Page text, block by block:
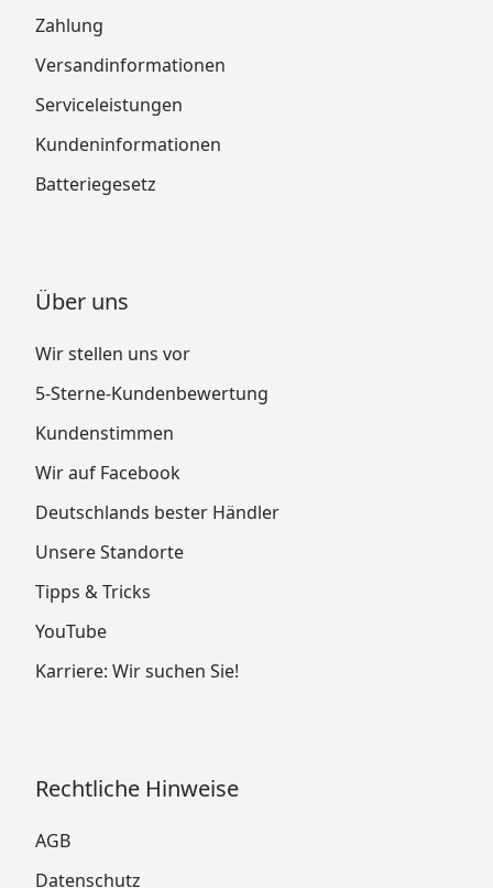
Zahlung
Versandinformationen
Serviceleistungen
Kundeninformationen
Batteriegesetz
Über uns
Wir stellen uns vor
5-Sterne-Kundenbewertung
Kundenstimmen
Wir auf Facebook
Deutschlands bester Händler
Unsere Standorte
Tipps & Tricks
YouTube
Karriere: Wir suchen Sie!
Rechtliche Hinweise
AGB
Datenschutz